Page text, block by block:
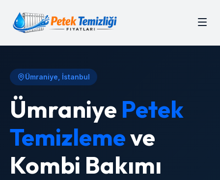
Ümraniye , İstanbul
Ümraniye Petek
Temizlemeve
Kombi Bakımı